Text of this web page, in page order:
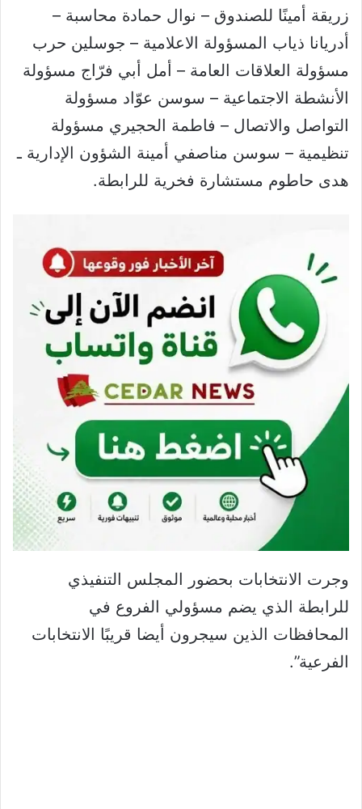
زريقة أمينًا للصندوق – نوال حمادة محاسبة –
أدريانا ذياب المسؤولة الاعلامية – جوسلين حرب
مسؤولة العلاقات العامة – أمل أبي فرّاج مسؤولة
الأنشطة الاجتماعية – سوسن عوّاد مسؤولة
التواصل والاتصال – فاطمة الحجيري مسؤولة
تنظيمية – سوسن مناصفي أمينة الشؤون الإدارية ـ
هدى حاطوم مستشارة فخرية للرابطة.
وجرت الانتخابات بحضور المجلس التنفيذي
للرابطة الذي يضم مسؤولي الفروع في
المحافظات الذين سيجرون أيضا قريبًا الانتخابات
الفرعية”.